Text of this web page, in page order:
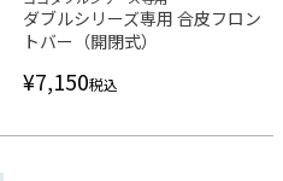
ダブルシリーズ専用 合皮フロン
トバー（開閉式）
¥7,150税込